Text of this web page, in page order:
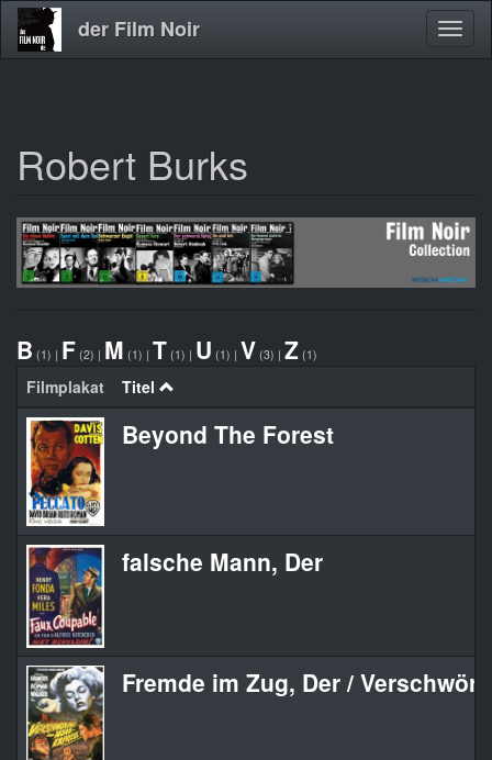
Direkt
zum
der Film Noir
Robert Burks
B (1) | F (2) | M (1) | T (1) | U (1) | V (3) | Z (1)
Filmplakat Titel
Beyond The Forest
falsche Mann, Der
Fremde im Zug, Der /